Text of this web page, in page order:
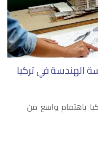
الهندسة في تركيا
باهتمام واسع من